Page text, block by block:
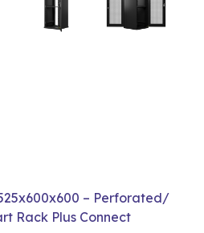
– Perforated/
Rack Plus Connect